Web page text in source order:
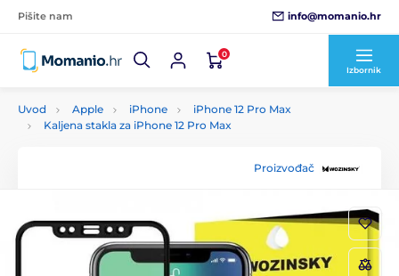
Pišite nam info@momanio.hr
0
Izbornik
Uvod Apple iPhone
iPhone 12 Pro Max
Kaljena stakla za iPhone 12 Pro Max
Proizvođač